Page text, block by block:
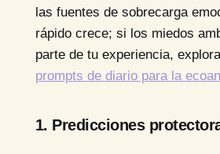
las fuentes de sobrecarga
rápido crece; si los miedos
parte de tu experiencia,
prompts de diario para la
1. Predicciones